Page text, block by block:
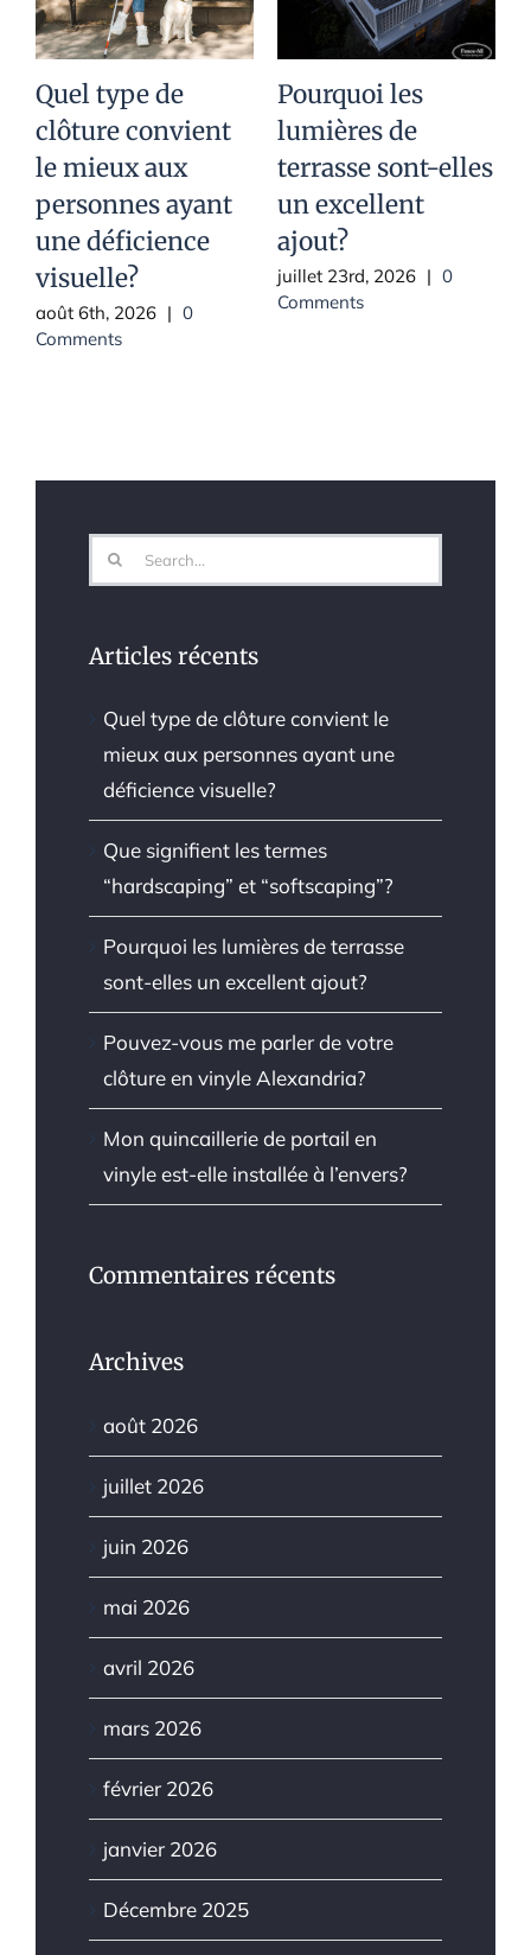
Quel type de
clôture convient
le mieux aux
personnes ayant
une déficience
visuelle?
août 6th, 2026 | 0
Comments
Pourquoi les
lumières de
terrasse sont-elles
un excellent
ajout?
juillet 23rd, 2026 | 0
Comments
Search
for:
Articles récents
Quel type de clôture convient le
mieux aux personnes ayant une
déficience visuelle?
Que signifient les termes
“hardscaping” et “softscaping”?
Pourquoi les lumières de terrasse
sont-elles un excellent ajout?
Pouvez-vous me parler de votre
clôture en vinyle Alexandria?
Mon quincaillerie de portail en
vinyle est-elle installée à l’envers?
Commentaires récents
Archives
août 2026
juillet 2026
juin 2026
mai 2026
avril 2026
mars 2026
février 2026
janvier 2026
Décembre 2025